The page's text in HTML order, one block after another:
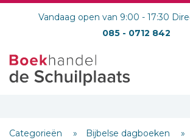
Vandaag open van 9:00 - 17:30
085 - 0712 842
Categorieën
Bijbelse dagboeken